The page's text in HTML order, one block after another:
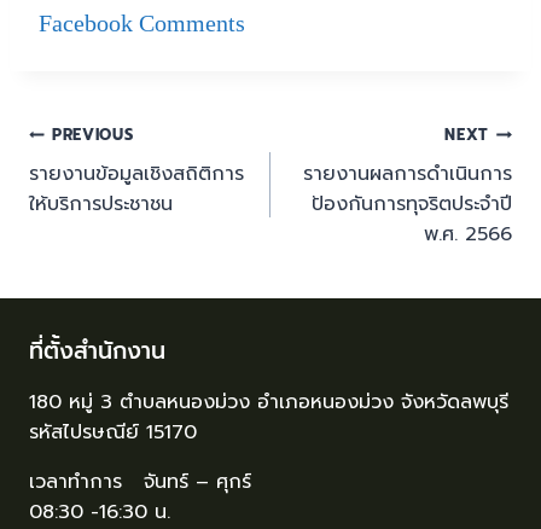
Facebook Comments
PREVIOUS
รายงานข้อมูลเชิงสถิติการ
ให้บริการประชาชน
NEXT
รายงานผลการดำเนินการ
ป้องกันการทุจริตประจำปี
พ.ศ. 2566
ที่ตั้งสำนักงาน
180 หมู่ 3 ตำบลหนองม่วง อำเภอหนองม่วง จังหวัดลพบุรี
รหัสไปรษณีย์ 15170
เวลาทำการ จันทร์ – ศุกร์
08:30 -16:30 น.